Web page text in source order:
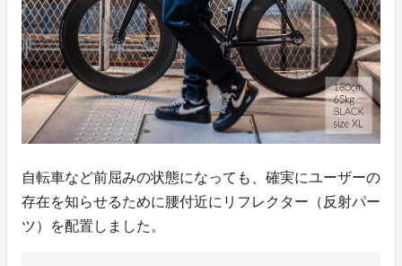
自転車など前屈みの状態になっても、確実にユーザーの
存在を知らせるために腰付近にリフレクター（反射パー
ツ）を配置しました。